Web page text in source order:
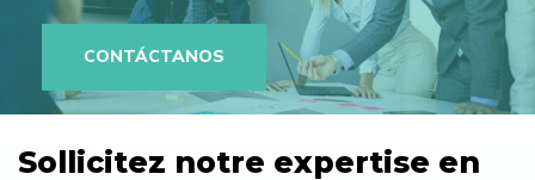
CONTÁCTANOS
Sollicitez notre expertise en